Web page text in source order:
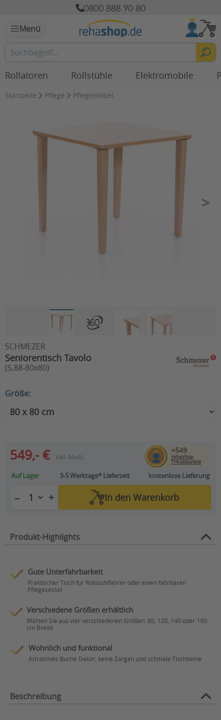
0800 888 90 80
Menü
Rollatoren Rollstühle Elektromobile
Startseite Pflege Pflegemöbel
SCHMEZER
Seniorentisch Tavolo
(S.88-80x80)
Größe:
549,- € inkl. MwSt.
+549
rehashop
Treuepunkte
Auf Lager 3-5 Werktage*Lieferzeit kostenlose Lieferung
− + In den Warenkorb
Produkt-Highlights
Gute Unterfahrbarkeit
Praktischer Tisch für Rollstuhlfahrer oder einen fahrbaren
Pflegesessel
Verschiedene Größen erhältlich
Wählen Sie aus vier verschiedenen Größen: 80, 120, 140 oder 160
cm Breite
Wohnlich und funktional
Attraktives Buche Dekor, keine Zargen und schmale Tischbeine
Beschreibung